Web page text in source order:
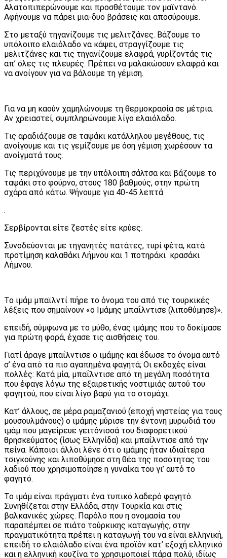
Αλατοπιπερώνουμε και προσθέτουμε τον μαϊντανό.
Αφήνουμε να πάρει μια-δυο βράσεις και αποσύρουμε.
Στο μεταξύ τηγανίζουμε τις μελιτζάνες. Βάζουμε το
υπόλοιπο ελαιόλαδο να κάψει, στραγγίζουμε τις
μελιτζάνες και τις τηγανίζουμε ελαφρά, γυρίζοντάς τις
απ’ όλες τις πλευρές. Πρέπει να μαλακώσουν ελαφρά και
να ανοίγουν για να βάλουμε τη γέμιση.
Για να μη καούν χαμηλώνουμε τη θερμοκρασία σε μέτρια.
Αν χρειαστεί, συμπληρώνουμε λίγο ελαιόλαδο.
Τις αραδιάζουμε σε ταψάκι κατάλληλου μεγέθους, τις
ανοίγουμε και τις γεμίζουμε με όση γέμιση χωρέσουν τα
ανοίγματά τους.
Τις περιχύνουμε με την υπόλοιπη σάλτσα και βάζουμε το
ταψάκι στο φούρνο, στους 180 βαθμούς, στην πρώτη
σχάρα από κάτω. Ψήνουμε για 40-45 λεπτά
.
Σερβίρονται είτε ζεστές είτε κρύες.
Συνοδεύονται με τηγανητές πατάτες, τυρί φέτα, κατά
προτίμηση καλαθάκι Λήμνου και 1 ποτηράκι κρασάκι
Λήμνου.
Το ιμάμ μπαϊλντί πήρε το όνομα του από τις τουρκικές
λέξεις που σημαίνουν «ο Ιμάμης μπαΐλντισε (λιποθύμησε)».
επειδή, σύμφωνα με το μύθο, ένας ιμάμης που το δοκίμασε
για πρώτη φορά, έχασε τις αισθήσεις του.
Γιατί άραγε μπαΐλντισε ο ιμάμης και έδωσε το όνομα αυτό
σ’ ένα από τα πιο αγαπημένα φαγητά; Οι εκδοχές είναι
πολλές: Κατά μία, μπαΐλντισε από τη μεγάλη ποσότητα
που έφαγε λόγω της εξαιρετικής νοστιμιάς αυτού του
φαγητού, που είναι λίγο βαρύ για το στομάχι.
Κατ’ άλλους, σε μέρα ραμαζανιού (εποχή νηστείας για τους
μουσουλμάνους) ο ιμάμης μύρισε την έντονη μυρωδιά του
ιμάμ που μαγείρευε γειτόνισσά του διαφορετικού
θρησκεύματος (ίσως Ελληνίδα) και μπαΐλντισε από την
πείνα. Κάποιοι άλλοι λένε ότι ο ιμάμης ήταν ιδιαίτερα
τσιγκούνης και λιποθύμησε στη θέα της ποσότητας του
λαδιού που χρησιμοποίησε η γυναίκα του γι’ αυτό το
φαγητό.
Το ιμάμ είναι πράγματι ένα τυπικό λαδερό φαγητό.
Συνηθίζεται στην Ελλάδα, στην Τουρκία και στις
βαλκανικές χώρες. Παρόλο που η ονομασία του
παραπέμπει σε πιάτο τούρκικης καταγωγής, στην
πραγματικότητα πρέπει η καταγωγή του να είναι ελληνική,
επειδή το ελαιόλαδο είναι ένα προϊόν κατ’ εξοχή ελληνικό
και η ελληνική κουζίνα το χρησιμοποιεί πάρα πολύ, ιδίως